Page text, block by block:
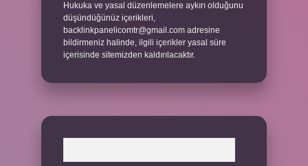
Hukuka ve yasal düzenlemelere aykırı olduğunu
düşündüğünüz içerikleri,
backlinkpanelicomtr@gmail.com adresine
bildirmeniz halinde, ilgili içerikler yasal süre
içerisinde sitemizden kaldırılacaktır.